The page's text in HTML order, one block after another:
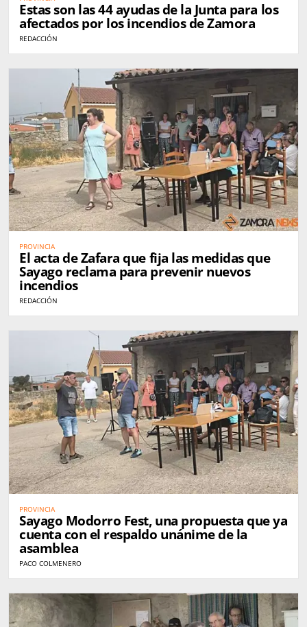
Estas son las 44 ayudas de la Junta para los
afectados por los incendios de Zamora
REDACCIÓN
PROVINCIA
El acta de Zafara que fija las medidas que
Sayago reclama para prevenir nuevos
incendios
REDACCIÓN
PROVINCIA
Sayago Modorro Fest, una propuesta que ya
cuenta con el respaldo unánime de la
asamblea
PACO COLMENERO